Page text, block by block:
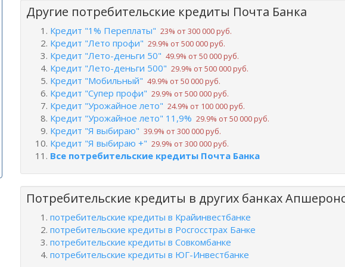
Другие потребительские кредиты Почта Банка
Кредит "1% Переплаты" 23% от 300 000 руб.
Кредит "Лето профи" 29.9% от 500 000 руб.
Кредит "Лето-деньги 50" 49.9% от 50 000 руб.
Кредит "Лето-деньги 500" 29.9% от 500 000 руб.
Кредит "Мобильный" 49.9% от 50 000 руб.
Кредит "Супер профи" 29.9% от 500 000 руб.
Кредит "Урожайное лето" 24.9% от 100 000 руб.
Кредит "Урожайное лето" 11,9% 29.9% от 50 000 руб.
Кредит "Я выбираю" 39.9% от 300 000 руб.
Кредит "Я выбираю +" 29.9% от 300 000 руб.
Все потребительские кредиты Почта Банка
Потребительские кредиты в других банках
потребительские кредиты в Крайинвестбанке
потребительские кредиты в Росгосстрах Банке
потребительские кредиты в Совкомбанке
потребительские кредиты в ЮГ-Инвестбанке